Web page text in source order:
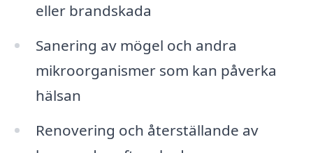
eller brandskada
Sanering av mögel och andra
mikroorganismer som kan påverka
hälsan
Renovering och återställande av